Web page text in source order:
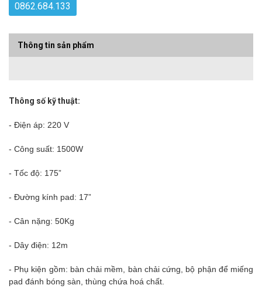
0862.684.133
Thông tin sản phẩm
Thông số kỹ thuật:
- Điện áp: 220 V
- Công suất: 1500W
- Tốc độ: 175”
- Đường kính pad: 17”
- Cân nặng: 50Kg
- Dây điện: 12m
- Phụ kiện gồm: bàn chải mềm, bàn chải cứng, bộ phận để miếng
pad đánh bóng sàn, thùng chứa hoá chất.